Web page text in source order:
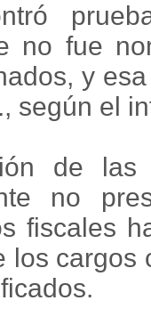
no fue
y
según el
de las
no
fiscales
los cargos